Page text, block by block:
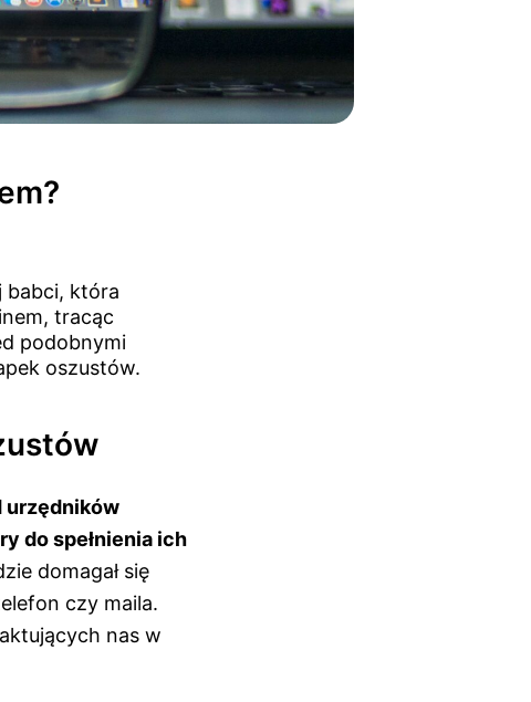
babci, która
tracąc
podobnymi
oszustów.
urzędników
do spełnienia ich
domagał się
czy maila.
nas w